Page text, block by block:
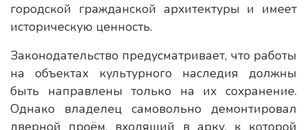
городской гражданской архитектуры и имеет
историческую ценность.
Законодательство предусматривает, что работы
на объектах культурного наследия должны
быть направлены только на их сохранение.
Однако владелец самовольно демонтировал
дверной проём, входящий в арку, к которой